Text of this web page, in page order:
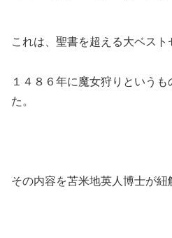
これは、聖書を超える大ベスト
１４８６年に魔女狩りという
た。
その内容を苫米地英人博士が紐